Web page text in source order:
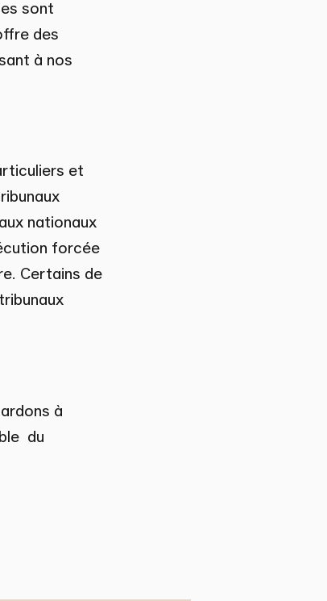
sont
des
à nos
et
nationaux
forcée
Certains de
à
du